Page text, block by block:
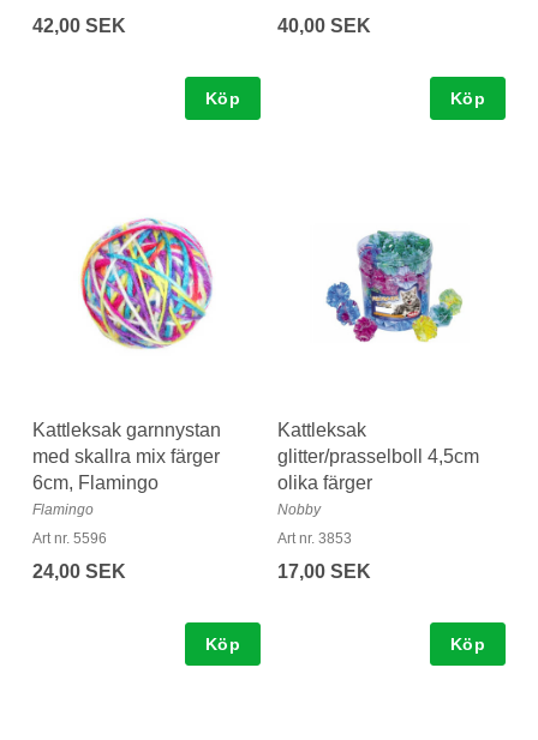
42,00 SEK
Köp
40,00 SEK
Köp
Kattleksak garnnystan
med skallra mix färger
6cm, Flamingo
Flamingo
Art nr. 5596
24,00 SEK
Köp
Kattleksak
glitter/prasselboll 4,5cm
olika färger
Nobby
Art nr. 3853
17,00 SEK
Köp